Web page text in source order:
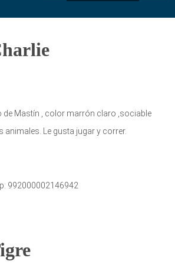
de Mastín , color marrón claro ,sociable
Le gusta jugar y correr.
992000002146942